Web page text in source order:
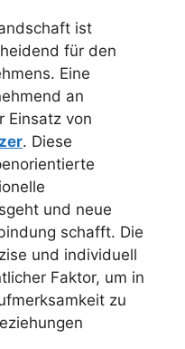
ist
für den
Eine
an
Einsatz von
. Diese
und neue
schafft. Die
und individuell
Faktor, um in
zu